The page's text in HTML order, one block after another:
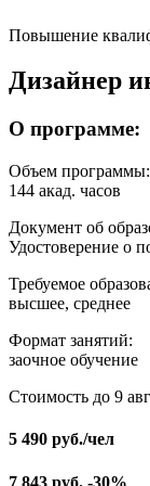
Повышение
Дизайнер
О программе:
Объем программы:
144 акад. часов
Документ об
Удостоверение о
Требуемое
высшее, среднее
Формат занятий:
заочное обучение
Стоимость до 9
5 490 руб./чел
7 843 руб. -30%